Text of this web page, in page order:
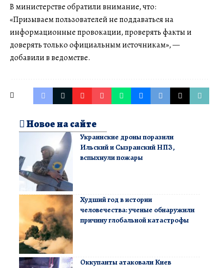
В министерстве обратили внимание, что:
«Призываем пользователей не поддаваться на
информационные провокации, проверять факты и
доверять только официальным источникам», —
добавили в ведомстве.
Новое на сайте
Украинские дроны поразили
Ильский и Сызранский НПЗ,
вспыхнули пожары
Худший год в истории
человечества: ученые обнаружили
причину глобальной катастрофы
Оккупанты атаковали Киев